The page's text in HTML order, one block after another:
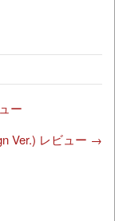
ー
Ver.) レビュー →